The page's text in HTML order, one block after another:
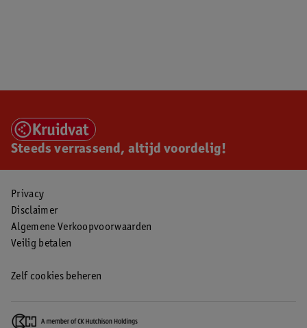
Steeds verrassend, altijd voordelig!
Privacy
Disclaimer
Algemene Verkoopvoorwaarden
Veilig betalen
Zelf cookies beheren